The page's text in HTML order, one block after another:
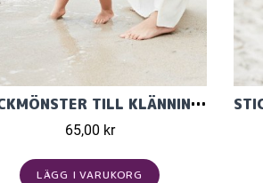
STICKMÖNSTER TILL KLÄNNING I TYNN LINE, INGÅR I MÖNSTERKATALOG 1705
65,00 kr
LÄGG I VARUKORG